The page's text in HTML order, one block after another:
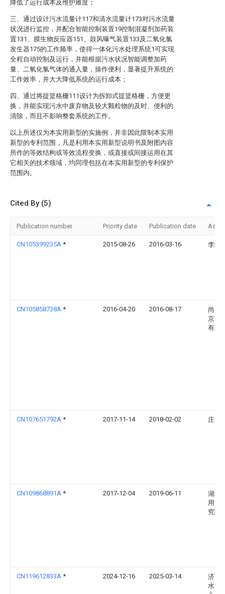
降低了运行成本及维护难度；
三、通过设计污水流量计117和清水流量计173对污水流量
状况进行监控，并配合智能控制装置19控制混凝剂加药装
置131、膜生物反应器151、鼓风曝气装置133及二氧化氯
发生器175的工作频率，使得一体化污水处理系统1可实现
全程自动控制及运行，并能根据污水状况智能调整加药
量、二氧化氯气体的通入量，操作便利，显著提升系统的
工作效率，并大大降低系统的运行成本；
四、通过将提篮格栅111设计为拆卸式提篮格栅，方便更
换，并能实现污水中废弃物及较大颗粒物的及时、便利的
清除，而且不影响整套系统的工作。
以上所述仅为本实用新型的实施例，并非因此限制本实用
新型的专利范围，凡是利用本实用新型说明书及附图内容
所作的等效结构或等效流程变换，或直接或间接运用在其
它相关的技术领域，均同理包括在本实用新型的专利保护
范围内。
Cited By (5)
Publication number Priority date Publication date
CN105399235A * 2015-08-26 2016-03-16 李纳
CN105858738A * 2016-04-20 2016-08-17
尚川
京）
有限
CN107651792A * 2017-11-14 2018-02-02 庄清
CN109868891A * 2017-12-04 2019-06-11
湖北
用汽
究院
CN119612833A * 2024-12-16 2025-03-14
济南
水服